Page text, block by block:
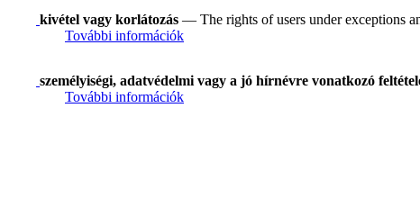
kivétel vagy korlátozás — The rights of users under exceptions
További információk
személyiségi, adatvédelmi vagy a jó hírnévre vonatkozó
További információk